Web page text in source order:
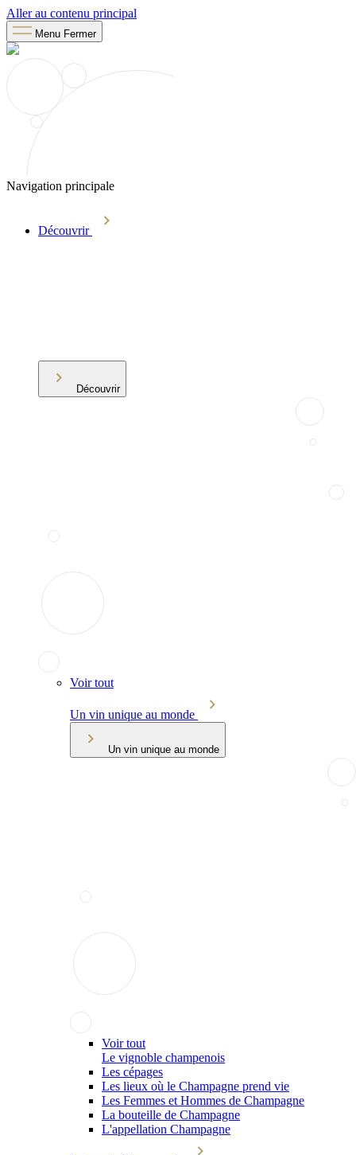
Aller au contenu principal
Menu Fermer
Navigation principale
Découvrir
Découvrir
Voir tout
Un vin unique au monde
Un vin unique au monde
Voir tout
Le vignoble champenois
Les cépages
Les lieux où le Champagne prend vie
Les Femmes et Hommes de Champagne
La bouteille de Champagne
L'appellation Champagne